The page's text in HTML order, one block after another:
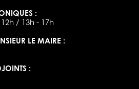
:
/ 13h - 17h
LE MAIRE :
: